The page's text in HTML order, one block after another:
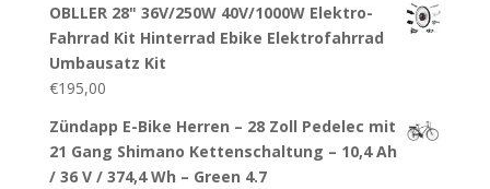
OBLLER 28" 36V/250W 40V/1000W Elektro-
Fahrrad Kit Hinterrad Ebike Elektrofahrrad
Umbausatz Kit
€195,00
Zündapp E-Bike Herren – 28 Zoll Pedelec mit
21 Gang Shimano Kettenschaltung – 10,4 Ah
/ 36 V / 374,4 Wh – Green 4.7